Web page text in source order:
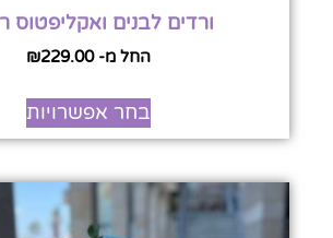
ורדים לבנים ואקליפטוס
החל מ- ₪229.00
בחר אפשרויות